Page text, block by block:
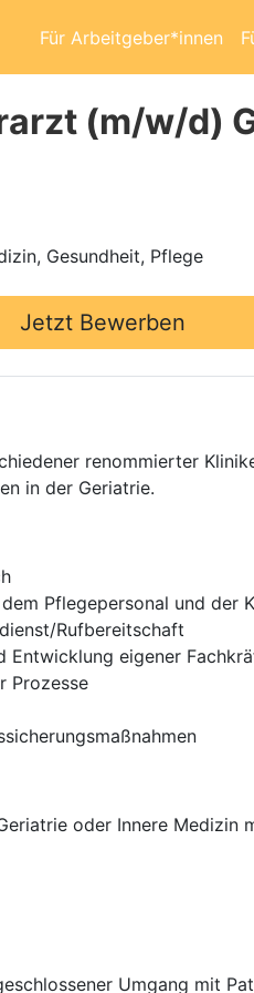
Für Arbeitgeber*innen
(m/w/d)
Gesundheit, Pflege
Jetzt Bewerben
renommierter
in der Geriatrie.
Pflegepersonal und der
Rufbereitschaft
Entwicklung eigener
Prozesse
oder Innere
Umgang mit